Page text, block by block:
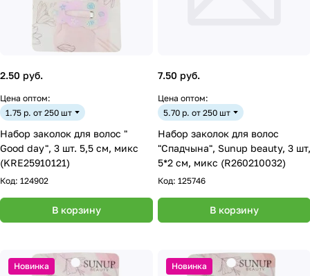
2.50 руб.
Цена оптом:
1.75 р. от 250 шт
Набор заколок для волос "
Good day", 3 шт. 5,5 см, микс
(KRE25910121)
Код: 124902
В корзину
7.50 руб.
Цена оптом:
5.70 р. от 250 шт
Набор заколок для волос
"Спадчына", Sunup beauty, 3 шт,
5*2 см, микс (R260210032)
Код: 125746
В корзину
Новинка Новинка